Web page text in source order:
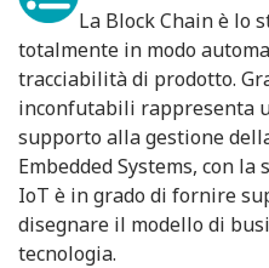
La Block Chain è lo
totalmente in modo
tracciabilità di prodotto.
inconfutabili rappresenta
supporto alla gestione
Embedded Systems, con
IoT è in grado di fornire
disegnare il modello di
tecnologia.